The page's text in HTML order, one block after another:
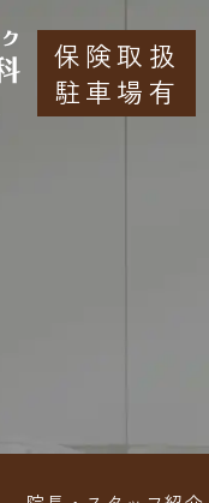
保険取扱
駐車場有